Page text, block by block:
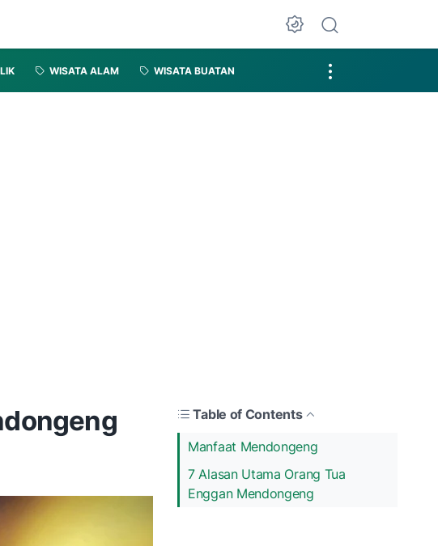
WISATA ALAM WISATA BUATAN
Table of Contents
Manfaat Mendongeng
7 Alasan Utama Orang Tua
Enggan Mendongeng